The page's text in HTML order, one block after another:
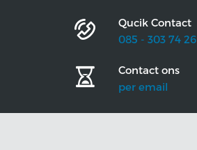
Qucik Contact
085 - 303 74 26
Contact ons
per email